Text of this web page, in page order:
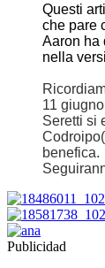
Questi
che pare
Aaron ha
nella
11
Seretti si
benefica.
Publicidad